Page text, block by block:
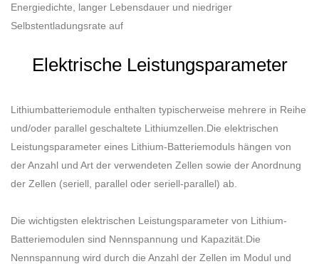
Energiedichte, langer Lebensdauer und niedriger
Selbstentladungsrate auf
Elektrische Leistungsparameter
Lithiumbatteriemodule enthalten typischerweise mehrere in Reihe
und/oder parallel geschaltete Lithiumzellen.Die elektrischen
Leistungsparameter eines Lithium-Batteriemoduls hängen von
der Anzahl und Art der verwendeten Zellen sowie der Anordnung
der Zellen (seriell, parallel oder seriell-parallel) ab.
Die wichtigsten elektrischen Leistungsparameter von Lithium-
Batteriemodulen sind Nennspannung und Kapazität.Die
Nennspannung wird durch die Anzahl der Zellen im Modul und